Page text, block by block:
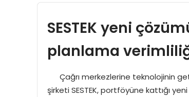
SESTEK yeni
planlama
Çağrı merkezlerine teknolojinin
şirketi SESTEK, portföyüne kattığı